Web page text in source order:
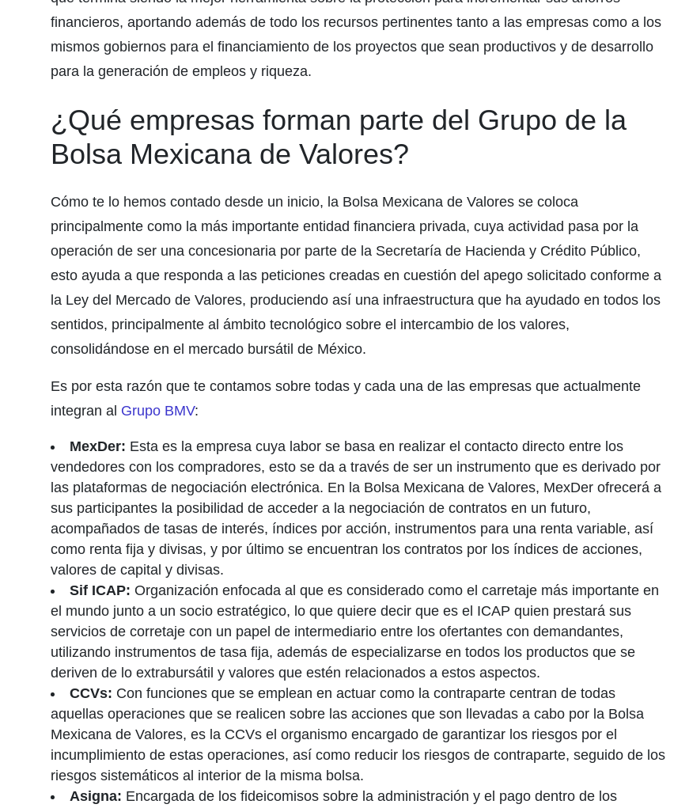
financieros, aportando además de todo los recursos pertinentes tanto a las empresas como a los
mismos gobiernos para el financiamiento de los proyectos que sean productivos y de desarrollo
para la generación de empleos y riqueza.
¿Qué empresas forman parte del Grupo de la
Bolsa Mexicana de Valores?
Cómo te lo hemos contado desde un inicio, la Bolsa Mexicana de Valores se coloca
principalmente como la más importante entidad financiera privada, cuya actividad pasa por la
operación de ser una concesionaria por parte de la Secretaría de Hacienda y Crédito Público,
esto ayuda a que responda a las peticiones creadas en cuestión del apego solicitado conforme a
la Ley del Mercado de Valores, produciendo así una infraestructura que ha ayudado en todos los
sentidos, principalmente al ámbito tecnológico sobre el intercambio de los valores,
consolidándose en el mercado bursátil de México.
Es por esta razón que te contamos sobre todas y cada una de las empresas que actualmente
integran al Grupo BMV:
MexDer: Esta es la empresa cuya labor se basa en realizar el contacto directo entre los
vendedores con los compradores, esto se da a través de ser un instrumento que es derivado por
las plataformas de negociación electrónica. En la Bolsa Mexicana de Valores, MexDer ofrecerá a
sus participantes la posibilidad de acceder a la negociación de contratos en un futuro,
acompañados de tasas de interés, índices por acción, instrumentos para una renta variable, así
como renta fija y divisas, y por último se encuentran los contratos por los índices de acciones,
valores de capital y divisas.
Sif ICAP: Organización enfocada al que es considerado como el carretaje más importante en
el mundo junto a un socio estratégico, lo que quiere decir que es el ICAP quien prestará sus
servicios de corretaje con un papel de intermediario entre los ofertantes con demandantes,
utilizando instrumentos de tasa fija, además de especializarse en todos los productos que se
deriven de lo extrabursátil y valores que estén relacionados a estos aspectos.
CCVs: Con funciones que se emplean en actuar como la contraparte centran de todas
aquellas operaciones que se realicen sobre las acciones que son llevadas a cabo por la Bolsa
Mexicana de Valores, es la CCVs el organismo encargado de garantizar los riesgos por el
incumplimiento de estas operaciones, así como reducir los riesgos de contraparte, seguido de los
riesgos sistemáticos al interior de la misma bolsa.
Asigna: Encargada de los fideicomisos sobre la administración y el pago dentro de los